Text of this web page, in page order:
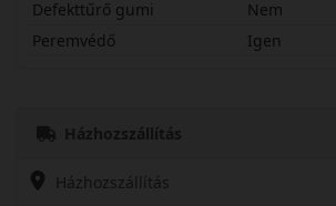
Defekttűrő gumi
Nem
Peremvédő
Igen
Házhozszállítás
Házhozszállítás